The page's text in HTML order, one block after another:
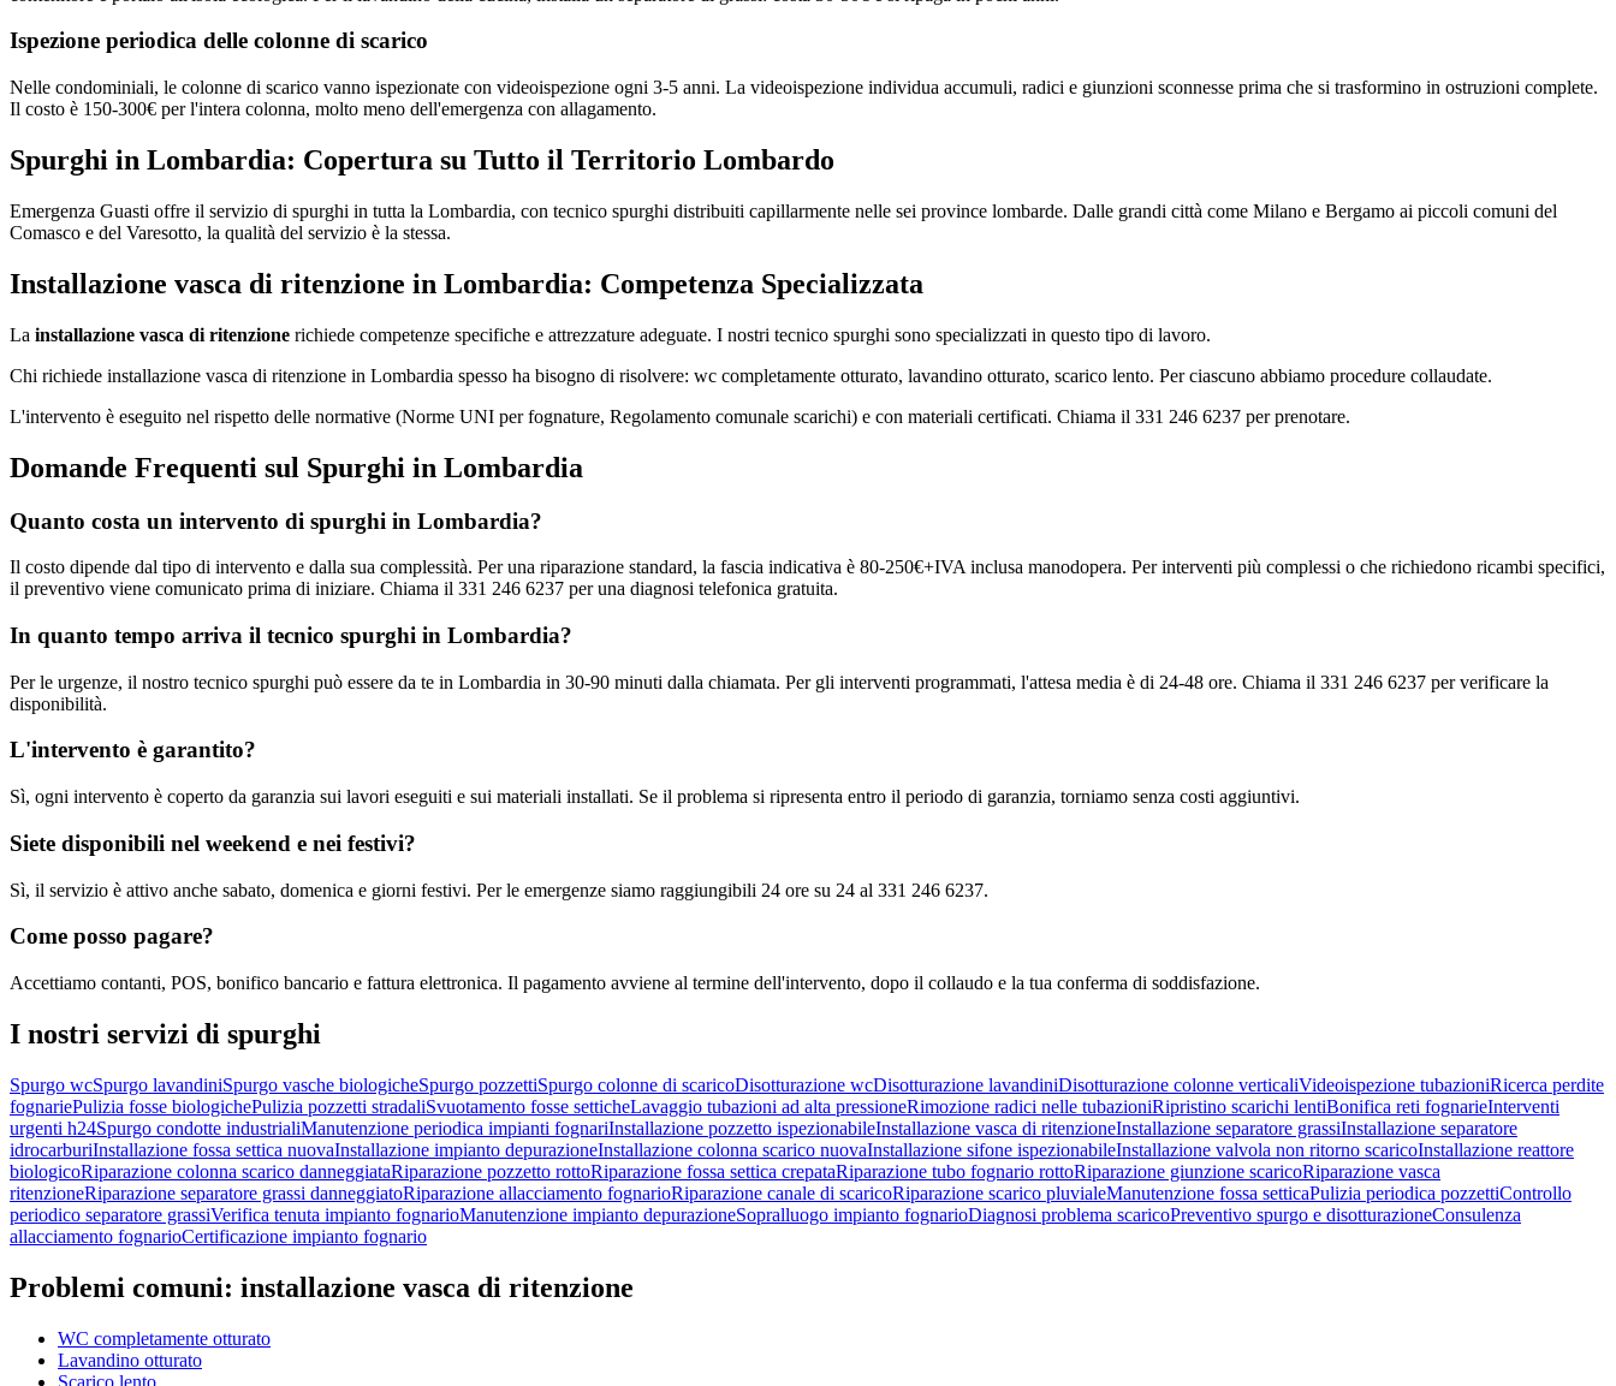
Ispezione periodica delle colonne di scarico
Nelle condominiali, le colonne di scarico vanno ispezionate con videoispezione ogni 3-5 anni. La videoispezione individua accumuli, radici e giunzioni sconnesse prima che si trasformino in ostruzioni complete.
Il costo è 150-300€ per l'intera colonna, molto meno dell'emergenza con allagamento.
Spurghi in Lombardia: Copertura su Tutto il Territorio Lombardo
Emergenza Guasti offre il servizio di spurghi in tutta la Lombardia, con tecnico spurghi distribuiti capillarmente nelle sei province lombarde. Dalle grandi città come Milano e Bergamo ai piccoli comuni del
Comasco e del Varesotto, la qualità del servizio è la stessa.
Installazione vasca di ritenzione in Lombardia: Competenza Specializzata
La installazione vasca di ritenzione richiede competenze specifiche e attrezzature adeguate. I nostri tecnico spurghi sono specializzati in questo tipo di lavoro.
Chi richiede installazione vasca di ritenzione in Lombardia spesso ha bisogno di risolvere: wc completamente otturato, lavandino otturato, scarico lento. Per ciascuno abbiamo procedure collaudate.
L'intervento è eseguito nel rispetto delle normative (Norme UNI per fognature, Regolamento comunale scarichi) e con materiali certificati. Chiama il 331 246 6237 per prenotare.
Domande Frequenti sul Spurghi in Lombardia
Quanto costa un intervento di spurghi in Lombardia?
Il costo dipende dal tipo di intervento e dalla sua complessità. Per una riparazione standard, la fascia indicativa è 80-250€+IVA inclusa manodopera. Per interventi più complessi o che richiedono ricambi specifici,
il preventivo viene comunicato prima di iniziare. Chiama il 331 246 6237 per una diagnosi telefonica gratuita.
In quanto tempo arriva il tecnico spurghi in Lombardia?
Per le urgenze, il nostro tecnico spurghi può essere da te in Lombardia in 30-90 minuti dalla chiamata. Per gli interventi programmati, l'attesa media è di 24-48 ore. Chiama il 331 246 6237 per verificare la
disponibilità.
L'intervento è garantito?
Sì, ogni intervento è coperto da garanzia sui lavori eseguiti e sui materiali installati. Se il problema si ripresenta entro il periodo di garanzia, torniamo senza costi aggiuntivi.
Siete disponibili nel weekend e nei festivi?
Sì, il servizio è attivo anche sabato, domenica e giorni festivi. Per le emergenze siamo raggiungibili 24 ore su 24 al 331 246 6237.
Come posso pagare?
Accettiamo contanti, POS, bonifico bancario e fattura elettronica. Il pagamento avviene al termine dell'intervento, dopo il collaudo e la tua conferma di soddisfazione.
I nostri servizi di spurghi
Spurgo wcSpurgo lavandiniSpurgo vasche biologicheSpurgo pozzettiSpurgo colonne di scaricoDisotturazione wcDisotturazione lavandiniDisotturazione colonne verticaliVideoispezione tubazioniRicerca perdite
fognariePulizia fosse biologichePulizia pozzetti stradaliSvuotamento fosse setticheLavaggio tubazioni ad alta pressioneRimozione radici nelle tubazioniRipristino scarichi lentiBonifica reti fognarieInterventi
urgenti h24Spurgo condotte industrialiManutenzione periodica impianti fognariInstallazione pozzetto ispezionabileInstallazione vasca di ritenzioneInstallazione separatore grassiInstallazione separatore
idrocarburiInstallazione fossa settica nuovaInstallazione impianto depurazioneInstallazione colonna scarico nuovaInstallazione sifone ispezionabileInstallazione valvola non ritorno scaricoInstallazione reattore
biologicoRiparazione colonna scarico danneggiataRiparazione pozzetto rottoRiparazione fossa settica crepataRiparazione tubo fognario rottoRiparazione giunzione scaricoRiparazione vasca
ritenzioneRiparazione separatore grassi danneggiatoRiparazione allacciamento fognarioRiparazione canale di scaricoRiparazione scarico pluvialeManutenzione fossa setticaPulizia periodica pozzettiControllo
periodico separatore grassiVerifica tenuta impianto fognarioManutenzione impianto depurazioneSopralluogo impianto fognarioDiagnosi problema scaricoPreventivo spurgo e disotturazioneConsulenza
allacciamento fognarioCertificazione impianto fognario
Problemi comuni: installazione vasca di ritenzione
WC completamente otturato
Lavandino otturato
Scarico lento